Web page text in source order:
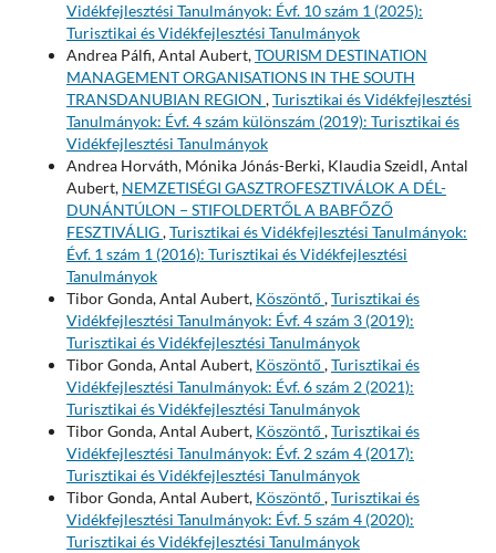
Vidékfejlesztési Tanulmányok: Évf. 10 szám 1 (2025):
Turisztikai és Vidékfejlesztési Tanulmányok
Andrea Pálfi, Antal Aubert,TOURISM DESTINATION
MANAGEMENT ORGANISATIONS IN THE SOUTH
TRANSDANUBIAN REGION ,Turisztikai és Vidékfejlesztési
Tanulmányok: Évf. 4 szám különszám (2019): Turisztikai és
Vidékfejlesztési Tanulmányok
Andrea Horváth, Mónika Jónás-Berki, Klaudia Szeidl, Antal
Aubert, NEMZETISÉGI GASZTROFESZTIVÁLOK A DÉL-
DUNÁNTÚLON − STIFOLDERTŐL A BABFŐZŐ
FESZTIVÁLIG,Turisztikai és Vidékfejlesztési Tanulmányok:
Évf. 1 szám 1 (2016): Turisztikai és Vidékfejlesztési
Tanulmányok
Tibor Gonda, Antal Aubert, Köszöntő,Turisztikai és
Vidékfejlesztési Tanulmányok: Évf. 4 szám 3 (2019):
Turisztikai és Vidékfejlesztési Tanulmányok
Tibor Gonda, Antal Aubert, Köszöntő,Turisztikai és
Vidékfejlesztési Tanulmányok: Évf. 6 szám 2 (2021):
Turisztikai és Vidékfejlesztési Tanulmányok
Tibor Gonda, Antal Aubert, Köszöntő,Turisztikai és
Vidékfejlesztési Tanulmányok: Évf. 2 szám 4 (2017):
Turisztikai és Vidékfejlesztési Tanulmányok
Tibor Gonda, Antal Aubert, Köszöntő,Turisztikai és
Vidékfejlesztési Tanulmányok: Évf. 5 szám 4 (2020):
Turisztikai és Vidékfejlesztési Tanulmányok